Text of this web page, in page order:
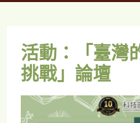
活動：「臺灣
挑戰」論壇